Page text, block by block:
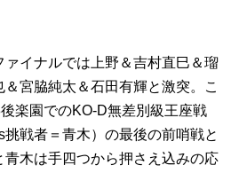
イナルでは上野＆吉村直巳＆瑠
宮脇純太＆石田有輝と激突。こ
楽園でのKO-D無差別級王座戦
挑戦者＝青木）の最後の前哨戦と
青木は手四つから押さえ込みの応